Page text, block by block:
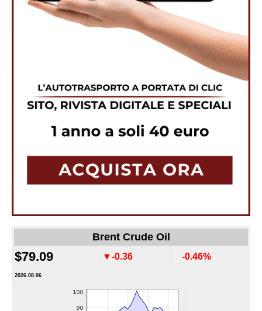
Brent Crude Oil
$79.09 ▼-0.36 -0.46%
2026.08.06